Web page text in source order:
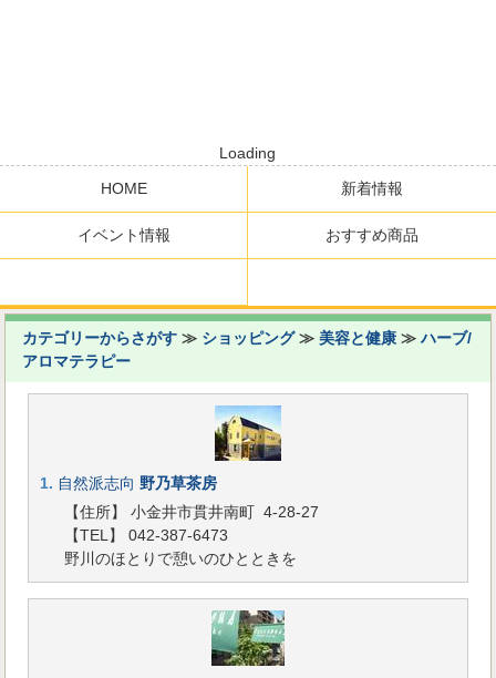
Loading
HOME
新着情報
イベント情報 おすすめ商品
カテゴリーからさがす ≫ ショッピング≫美容と健康 ≫ハーブ/
アロマテラピー
1. 自然派志向 野乃草茶房
【住所】 小金井市貫井南町 4-28-27
【TEL】 042-387-6473
野川のほとりで憩いのひとときを